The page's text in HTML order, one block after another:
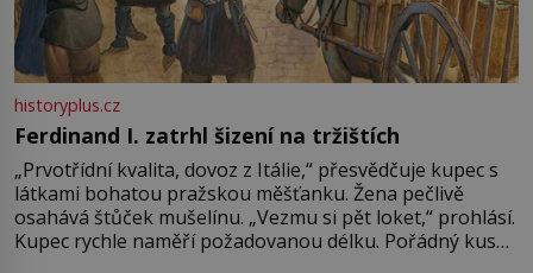
historyplus.cz
Ferdinand I. zatrhl šizení na tržištích
„Prvotřídní kvalita, dovoz z Itálie,“ přesvědčuje kupec s
látkami bohatou pražskou měšťanku. Žena pečlivě
osahává štůček mušelínu. „Vezmu si pět loket,“ prohlásí.
Kupec rychle naměří požadovanou délku. Pořádný kus